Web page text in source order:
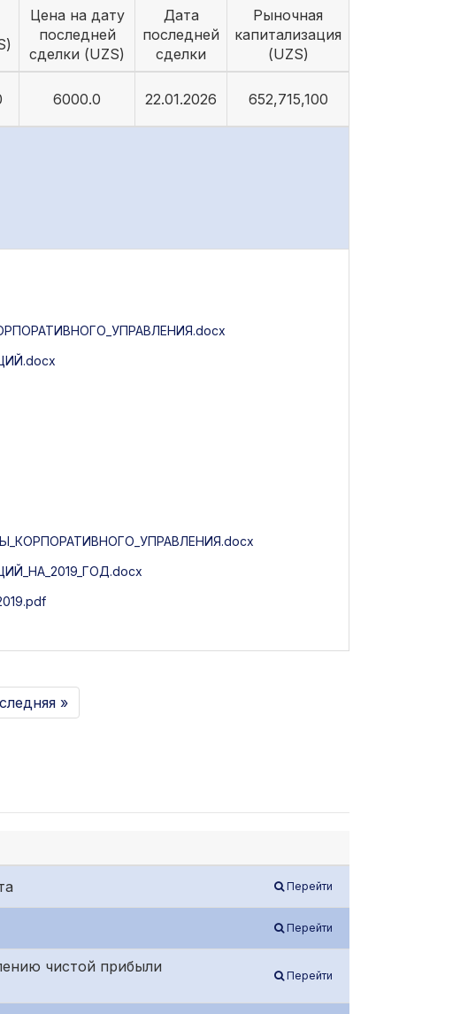
Цена на дату
последней
сделки (UZS)
Дата
последней
сделки
Рыночная
капитализация
(UZS)
6000.0 22.01.2026 652,715,100
»
Перейти
Перейти
чистой прибыли
Перейти